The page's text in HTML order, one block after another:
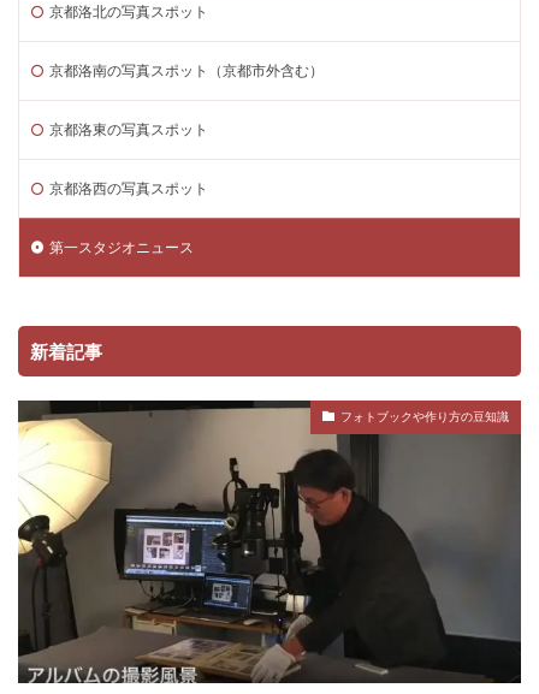
京都洛北の写真スポット
京都洛南の写真スポット（京都市外含む）
京都洛東の写真スポット
京都洛西の写真スポット
第一スタジオニュース
新着記事
フォトブックや作り方の豆知識